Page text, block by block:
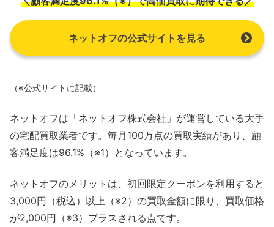
ネットオフの公式サイトを見る
（※公式サイトに記載）
ネットオフは「ネットオフ株式会社」が運営している大手
の宅配買取業者です。毎月100万点の買取実績があり、顧
客満足度は96.1%（※1）となっています。
ネットオフのメリットは、初回限定クーポンを利用すると
3,000円（税込）以上（※2）の買取金額に限り、買取価格
が2,000円（※3）プラスされる点です。